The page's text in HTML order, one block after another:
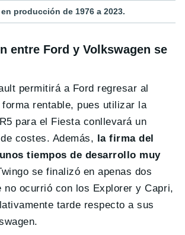
producción de 1976 a 2023.
entre Ford y Volkswagen se
permitirá a Ford regresar al
forma rentable, pues utilizar la
para el Fiesta conllevará un
costes. Además, la firma del
tiempos de desarrollo muy
se finalizó en apenas dos
no ocurrió con los Explorer y Capri,
tarde respecto a sus